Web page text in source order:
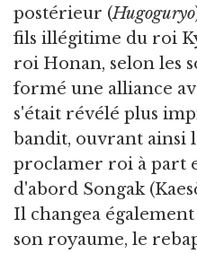
postérieur (Hugoguryo
fils illégitime du roi
roi Honan, selon les
formé une alliance
s'était révélé plus
bandit, ouvrant ainsi
proclamer roi à part
d'abord Songak
Il changea
son royaume, le